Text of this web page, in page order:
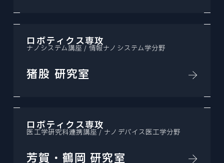
ロボティクス専攻
ナノシステム講座 / 情報ナノシステム学分野
猪股 研究室
ロボティクス専攻
医工学研究科連携講座 / ナノデバイス医工学分野
芳賀・鶴岡 研究室